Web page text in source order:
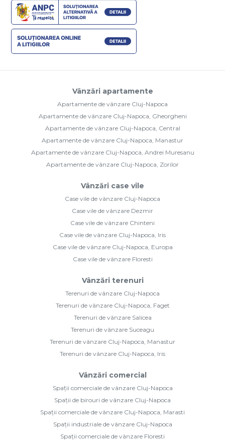
Vânzări apartamente
Apartamente de vânzare Cluj-Napoca
Apartamente de vânzare Cluj-Napoca, Gheorgheni
Apartamente de vânzare Cluj-Napoca, Central
Apartamente de vânzare Cluj-Napoca, Manastur
Apartamente de vânzare Cluj-Napoca, Andrei Muresanu
Apartamente de vânzare Cluj-Napoca, Zorilor
Vânzări case vile
Case vile de vânzare Cluj-Napoca
Case vile de vânzare Dezmir
Case vile de vânzare Chinteni
Case vile de vânzare Cluj-Napoca, Iris
Case vile de vânzare Cluj-Napoca, Europa
Case vile de vânzare Floresti
Vânzări terenuri
Terenuri de vânzare Cluj-Napoca
Terenuri de vânzare Cluj-Napoca, Faget
Terenuri de vânzare Salicea
Terenuri de vânzare Suceagu
Terenuri de vânzare Cluj-Napoca, Manastur
Terenuri de vânzare Cluj-Napoca, Iris
Vânzări comercial
Spații comerciale de vânzare Cluj-Napoca
Spații de birouri de vânzare Cluj-Napoca
Spații comerciale de vânzare Cluj-Napoca, Marasti
Spații industriale de vânzare Cluj-Napoca
Spații comerciale de vânzare Floresti